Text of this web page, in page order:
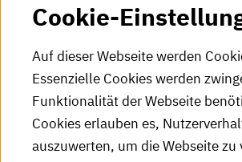
HKA-Videos
HKA-Publikationen
RSS-Feed
Cookie-
Auf dieser Webseite werden
Essenzielle Cookies werden
Funktionalität der Webseite
Cookies erlauben es,
auszuwerten, um die Webseite zu